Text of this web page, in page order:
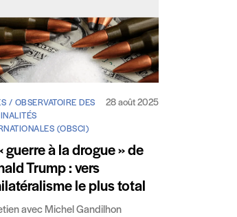
/ OBSERVATOIRE DES
(OBSCI)
28 août 2025
guerre à la drogue » de
Trump : vers
le plus total
avec Michel Gandilhon